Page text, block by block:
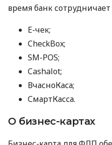
время банк
E-чек;
CheckBox;
SM-POS;
Cashalot;
ВчасноКаса;
СмартКасса.
О бизнес-картах